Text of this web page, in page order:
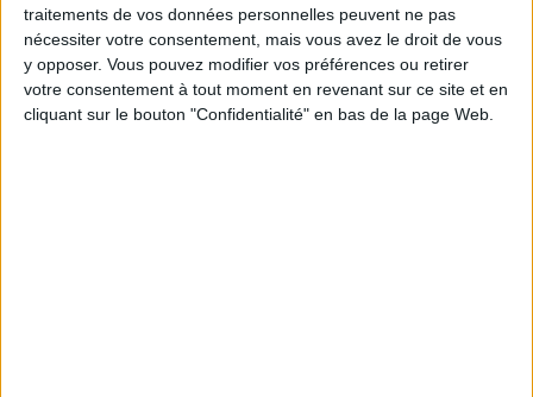
traitements de vos données personnelles peuvent ne pas
nécessiter votre consentement, mais vous avez le droit de vous
y opposer. Vous pouvez modifier vos préférences ou retirer
votre consentement à tout moment en revenant sur ce site et en
cliquant sur le bouton "Confidentialité" en bas de la page Web.
Peut-on remplacer la viande par des féculents ?
Consultation diététique du 05/08/2026